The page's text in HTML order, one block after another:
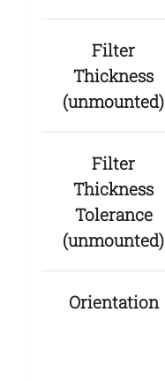
Filter
Thickness
(unmounted)
Filter
Thickness
Tolerance
(unmounted)
Orientation